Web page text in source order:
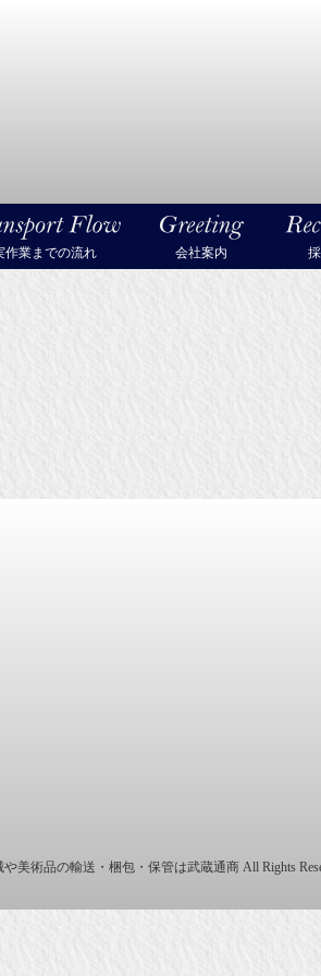
作業までの流れ 会社案内
美術品の輸送・梱包・保管は武蔵通商 All Rights